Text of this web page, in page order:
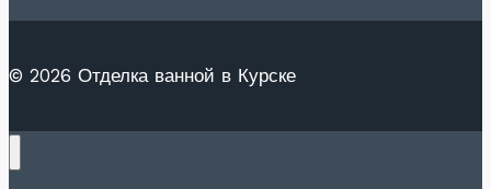
© 2026 Отделка ванной в Курске